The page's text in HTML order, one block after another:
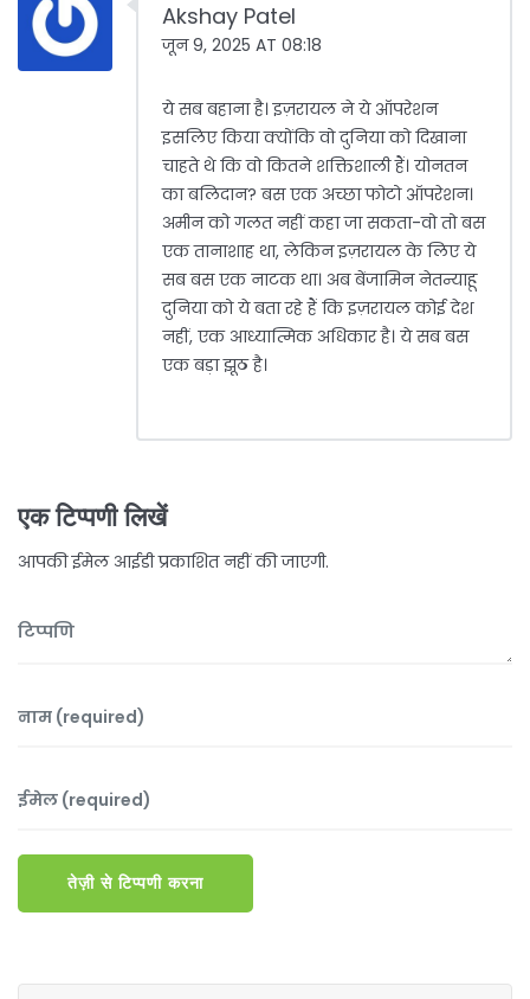
Akshay Patel
जून 9, 2025 AT 08:18
ये सब बहाना है। इज़रायल ने ये ऑपरेशन
इसलिए किया क्योंकि वो दुनिया को दिखाना
चाहते थे कि वो कितने शक्तिशाली हैं। योनतन
का बलिदान? बस एक अच्छा फोटो ऑपरेशन।
अमीन को गलत नहीं कहा जा सकता-वो तो बस
एक तानाशाह था, लेकिन इज़रायल के लिए ये
सब बस एक नाटक था। अब बेंजामिन नेतन्याहू
दुनिया को ये बता रहे हैं कि इज़रायल कोई देश
नहीं, एक आध्यात्मिक अधिकार है। ये सब बस
एक बड़ा झूठ है।
एक टिप्पणी लिखें
आपकी ईमेल आईडी प्रकाशित नहीं की जाएगी.
तेज़ी से टिप्पणी करना